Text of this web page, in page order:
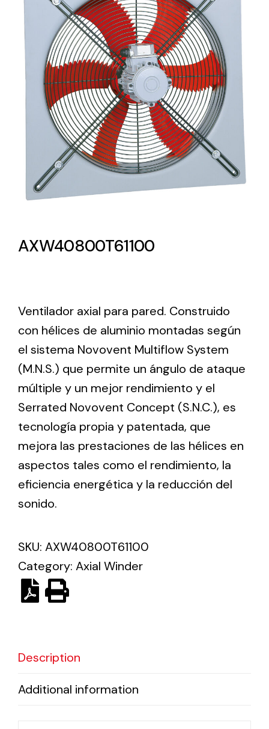
Lighting and Electrical
Equipment
Complete solutions in lighting and electrical
material for each project and need
Ventilación
Ventilation
The incorporation of Novovent into the group
meant a greater offer of ventilation products for
different uses
Iluminación Solar
de necesidades.
Solar lighting
Variety of solar solutions for all kinds of needs.
AXW40800T61100
Ventilador axial para pared. Construido
con hélices de aluminio montadas según
el sistema Novovent Multiflow System
(M.N.S.) que permite un ángulo de ataque
múltiple y un mejor rendimiento y el
Serrated Novovent Concept (S.N.C.), es
tecnología propia y patentada, que
mejora las prestaciones de las hélices en
aspectos tales como el rendimiento, la
eficiencia energética y la reducción del
sonido.
SKU: AXW40800T61100
Category: Axial Winder
Description
Additional information